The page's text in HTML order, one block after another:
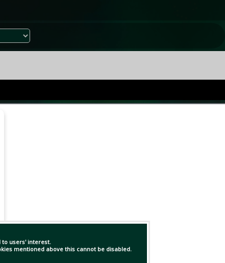
to users' interest.
mentioned above this cannot be disabled.